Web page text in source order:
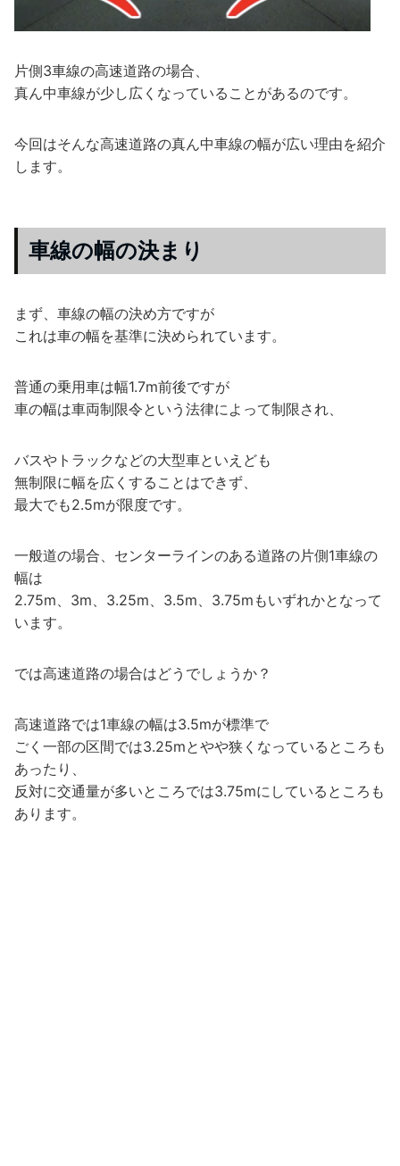
片側3車線の高速道路の場合、
真ん中車線が少し広くなっていることがあるのです。
今回はそんな高速道路の真ん中車線の幅が広い理由を紹介
します。
車線の幅の決まり
まず、車線の幅の決め方ですが
これは車の幅を基準に決められています。
普通の乗用車は幅1.7m前後ですが
車の幅は車両制限令という法律によって制限され、
バスやトラックなどの大型車といえども
無制限に幅を広くすることはできず、
最大でも2.5mが限度です。
一般道の場合、センターラインのある道路の片側1車線の
幅は
2.75m、3m、3.25m、3.5m、3.75mもいずれかとなって
います。
では高速道路の場合はどうでしょうか？
高速道路では1車線の幅は3.5mが標準で
ごく一部の区間では3.25mとやや狭くなっているところも
あったり、
反対に交通量が多いところでは3.75mにしているところも
あります。